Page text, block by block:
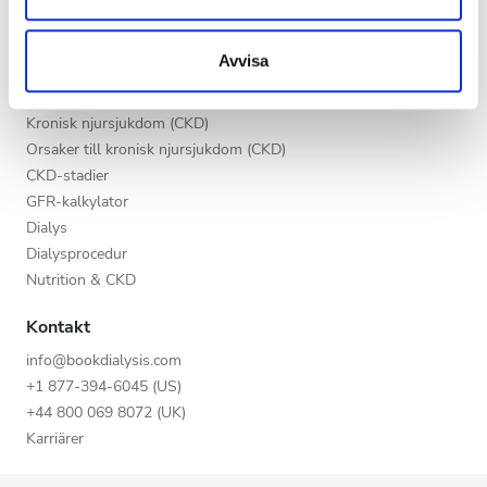
information som du har tillhandahållit eller som de har
samlat in när du har använt deras tjänster.
Avvisa
Betyg
Bra
Väldigt bra
Utmärkt
Fördelar för leverantörer
Utbildning
Kronisk njursjukdom (CKD)
Orsaker till kronisk njursjukdom (CKD)
CKD-stadier
GFR-kalkylator
Dialys
Dialysprocedur
Nutrition & CKD
Kontakt
info@bookdialysis.com
+1 877-394-6045 (US)
+44 800 069 8072 (UK)
Karriärer